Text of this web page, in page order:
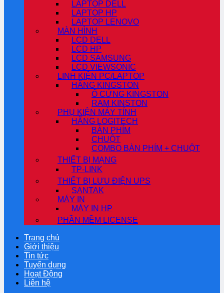
LAPTOP DELL
LAPTOP HP
LAPTOP LENOVO
MÀN HÌNH
LCD DELL
LCD HP
LCD SAMSUNG
LCD VIEWSONIC
LINH KIỆN PC/LAPTOP
HÃNG KINGSTON
Ổ CỨNG KINGSTON
RAM KINSTON
PHỤ KIỆN MÁY TÍNH
HÃNG LOGITECH
BÀN PHÍM
CHUỘT
COMBO BÀN PHÍM + CHUỘT
THIẾT BỊ MẠNG
TP-LINK
THIẾT BỊ LƯU ĐIỆN UPS
SANTAK
MÁY IN
MÁY IN HP
PHẦN MỀM LICENSE
Trang chủ
Giới thiệu
Tin tức
Tuyển dụng
Hoạt Động
Liên hệ